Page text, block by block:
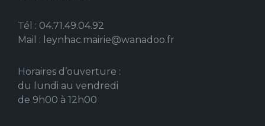
Tél : 04.71.49.04.92
Mail : leynhac.mairie@wanadoo.fr
Horaires d’ouverture :
du lundi au vendredi
de 9h00 à 12h00